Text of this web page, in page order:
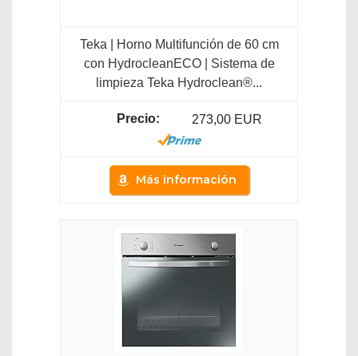
Teka | Horno Multifunción de 60 cm
con HydrocleanECO | Sistema de
limpieza Teka Hydroclean®...
273,00 EUR
Más información